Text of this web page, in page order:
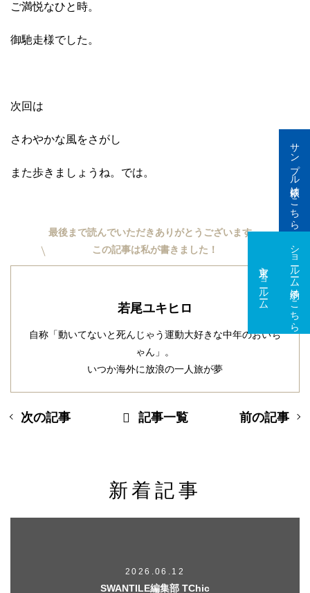
サンプル依頼はこちら
ショールーム予約はこちら
東京ショールーム 大阪ショールーム
ご満悦なひと時。
御馳走様でした。
次回は
さわやかな風をさがし
また歩きましょうね。では。
最後まで読んでいただきありがとうございます。
この記事は私が書きました！
若尾ユキヒロ
自称「動いてないと死んじゃう運動大好きな中年のおいち
ゃん」。
いつか海外に放浪の一人旅が夢
次の記事 記事一覧 前の記事
新着記事
2026.06.12
SWANTILE編集部 TChic